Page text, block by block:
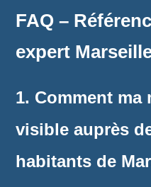
FAQ –
expert
1. Comment ma
visible auprès
habitants de